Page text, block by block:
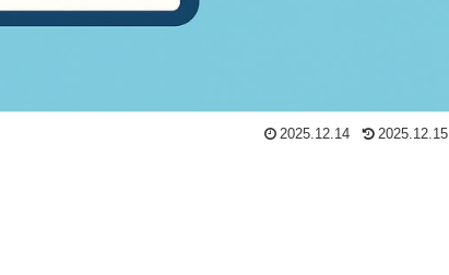
2025.12.14 2025.12.15